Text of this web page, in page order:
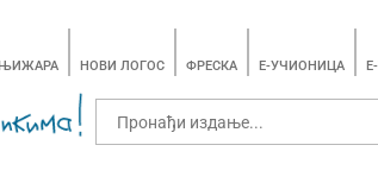
НОВИ ЛОГОС ФРЕСКА E-УЧИОНИЦА